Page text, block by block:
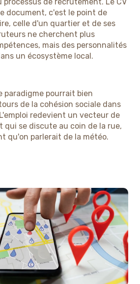
de recrutement. Le CV
document, c'est le point de
celle d'un quartier et de ses
ne cherchent plus
mais des personnalités
un écosystème local.
paradigme pourrait bien
de la cohésion sociale dans
redevient un vecteur de
qui se discute au coin de la rue,
qu'on parlerait de la météo.